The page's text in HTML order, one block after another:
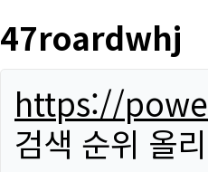
47roardwhj
https://
검색 순위 올